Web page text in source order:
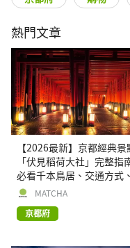
熱門文章
【2026最新】京都經典景
「伏見稻荷大社」完整指
必看千本鳥居、交通方式
邊逛街景點
MATCHA
京都府